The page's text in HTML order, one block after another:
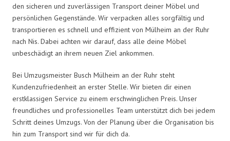
den sicheren und zuverlässigen Transport deiner Möbel und
persönlichen Gegenstände. Wir verpacken alles sorgfältig und
transportieren es schnell und effizient von Mülheim an der Ruhr
nach Nis. Dabei achten wir darauf, dass alle deine Möbel
unbeschädigt an ihrem neuen Ziel ankommen.
Bei Umzugsmeister Busch Mülheim an der Ruhr steht
Kundenzufriedenheit an erster Stelle. Wir bieten dir einen
erstklassigen Service zu einem erschwinglichen Preis. Unser
freundliches und professionelles Team unterstützt dich bei jedem
Schritt deines Umzugs. Von der Planung über die Organisation bis
hin zum Transport sind wir für dich da.